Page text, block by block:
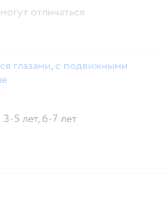
отличаться
глазами, с подвижными
3-5 лет, 6-7 лет